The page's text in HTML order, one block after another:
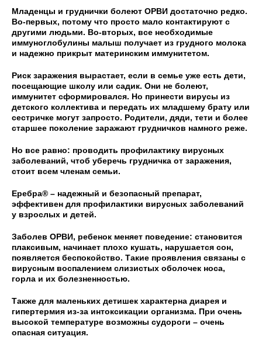
Младенцы и груднички болеют ОРВИ достаточно редко.
Во-первых, потому что просто мало контактируют с
другими людьми. Во-вторых, все необходимые
иммуноглобулины малыш получает из грудного молока
и надежно прикрыт материнским иммунитетом.
Риск заражения вырастает, если в семье уже есть дети,
посещающие школу или садик. Они не болеют,
иммунитет сформировался. Но принести вирусы из
детского коллектива и передать их младшему брату или
сестричке могут запросто. Родители, дяди, тети и более
старшее поколение заражают грудничков намного реже.
Но все равно: проводить профилактику вирусных
заболеваний, чтоб уберечь грудничка от заражения,
стоит всем членам семьи.
Еребра® – надежный и безопасный препарат,
эффективен для профилактики вирусных заболеваний
у взрослых и детей.
Заболев ОРВИ, ребенок меняет поведение: становится
плаксивым, начинает плохо кушать, нарушается сон,
появляется беспокойство. Такие проявления связаны с
вирусным воспалением слизистых оболочек носа,
горла и их болезненностью.
Также для маленьких детишек характерна диарея и
гипертермия из-за интоксикации организма. При очень
высокой температуре возможны судороги – очень
опасная ситуация.